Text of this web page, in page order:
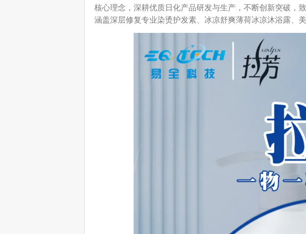
核心理念，深耕优质日化产品研发与生产，不断创新突破，
涵盖深层修复专业染烫护发素、冰凉舒爽薄荷冰凉沐浴露、